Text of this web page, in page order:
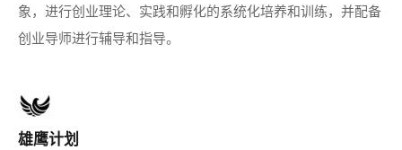
象，进行创业理论、实践和孵化的系统化培养和训练，并配备
创业导师进行辅导和指导。
雄鹰计划